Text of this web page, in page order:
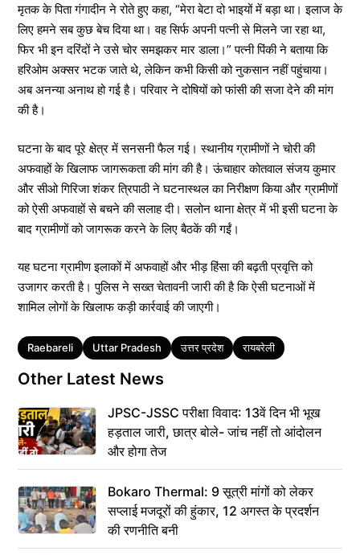
मृतक के पिता गंगादीन ने रोते हुए कहा, “मेरा बेटा दो भाइयों में बड़ा था। इलाज के
लिए हमने सब कुछ बेच दिया था। वह सिर्फ अपनी पत्नी से मिलने जा रहा था,
फिर भी इन दरिंदों ने उसे चोर समझकर मार डाला।” पत्नी पिंकी ने बताया कि
हरिओम अक्सर भटक जाते थे, लेकिन कभी किसी को नुकसान नहीं पहुंचाया।
अब अनन्या अनाथ हो गई है। परिवार ने दोषियों को फांसी की सजा देने की मांग
की है।
घटना के बाद पूरे क्षेत्र में सनसनी फैल गई। स्थानीय ग्रामीणों ने चोरी की
अफवाहों के खिलाफ जागरूकता की मांग की है। ऊंचाहार कोतवाल संजय कुमार
और सीओ गिरिजा शंकर त्रिपाठी ने घटनास्थल का निरीक्षण किया और ग्रामीणों
को ऐसी अफवाहों से बचने की सलाह दी। सलोन थाना क्षेत्र में भी इसी घटना के
बाद ग्रामीणों को जागरूक करने के लिए बैठकें की गईं।
यह घटना ग्रामीण इलाकों में अफवाहों और भीड़ हिंसा की बढ़ती प्रवृत्ति को
उजागर करती है। पुलिस ने सख्त चेतावनी जारी की है कि ऐसी घटनाओं में
शामिल लोगों के खिलाफ कड़ी कार्रवाई की जाएगी।
Tags
Raebareli Uttar Pradesh उत्तर प्रदेश रायबरेली
Other Latest News
JPSC-JSSC परीक्षा विवाद: 13वें दिन भी भूख
हड़ताल जारी, छात्र बोले- जांच नहीं तो आंदोलन
और होगा तेज
Bokaro Thermal: 9 सूत्री मांगों को लेकर
सप्लाई मजदूरों की हुंकार, 12 अगस्त के प्रदर्शन
की रणनीति बनी